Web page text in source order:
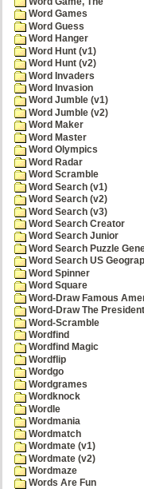
Word Games
Word Guess
Word Hanger
Word Hunt (v1)
Word Hunt (v2)
Word Invaders
Word Invasion
Word Jumble (v1)
Word Jumble (v2)
Word Maker
Word Master
Word Olympics
Word Radar
Word Scramble
Word Search (v1)
Word Search (v2)
Word Search (v3)
Word Search Creator
Word Search Junior
Word Search Puzzle
Word Search US
Word Spinner
Word Square
Word-Draw Famous
Word-Draw The
Word-Scramble
Wordfind
Wordfind Magic
Wordflip
Wordgo
Wordgrames
Wordknock
Wordle
Wordmania
Wordmatch
Wordmate (v1)
Wordmate (v2)
Wordmaze
Words Are Fun